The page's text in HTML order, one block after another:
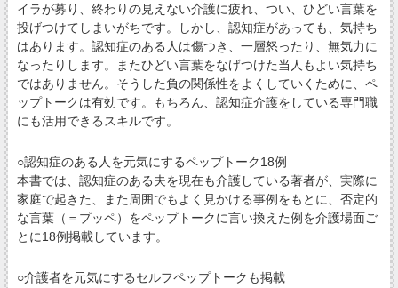
イラが募り、終わりの見えない介護に疲れ、つい、ひどい言葉を
投げつけてしまいがちです。しかし、認知症があっても、気持ち
はあります。認知症のある人は傷つき、一層怒ったり、無気力に
なったりします。またひどい言葉をなげつけた当人もよい気持ち
ではありません。そうした負の関係性をよくしていくために、ペ
ップトークは有効です。もちろん、認知症介護をしている専門職
にも活用できるスキルです。
○認知症のある人を元気にするペップトーク18例
本書では、認知症のある夫を現在も介護している著者が、実際に
家庭で起きた、また周囲でもよく見かける事例をもとに、否定的
な言葉（＝プッペ）をペップトークに言い換えた例を介護場面ご
とに18例掲載しています。
○介護者を元気にするセルフペップトークも掲載